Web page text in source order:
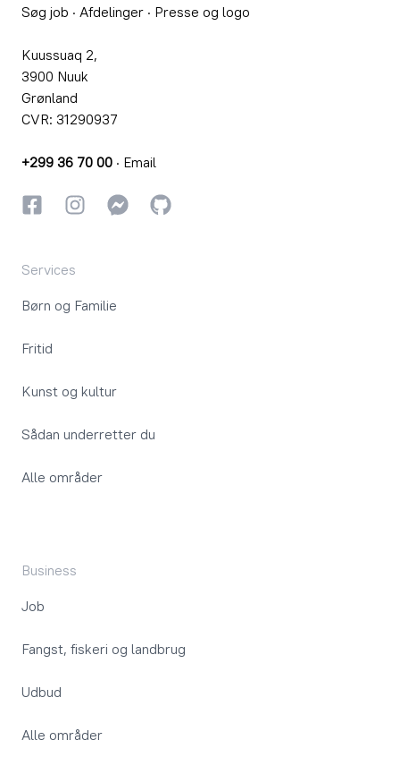
Søg job · Afdelinger · Presse og logo
Kuussuaq 2,
3900 Nuuk
Grønland
CVR: 31290937
+299 36 70 00 · Email
FacebookInstagramInstagram
GitHub
Services
Børn og Familie
Fritid
Kunst og kultur
Sådan underretter du
Alle områder
Business
Job
Fangst, fiskeri og landbrug
Udbud
Alle områder